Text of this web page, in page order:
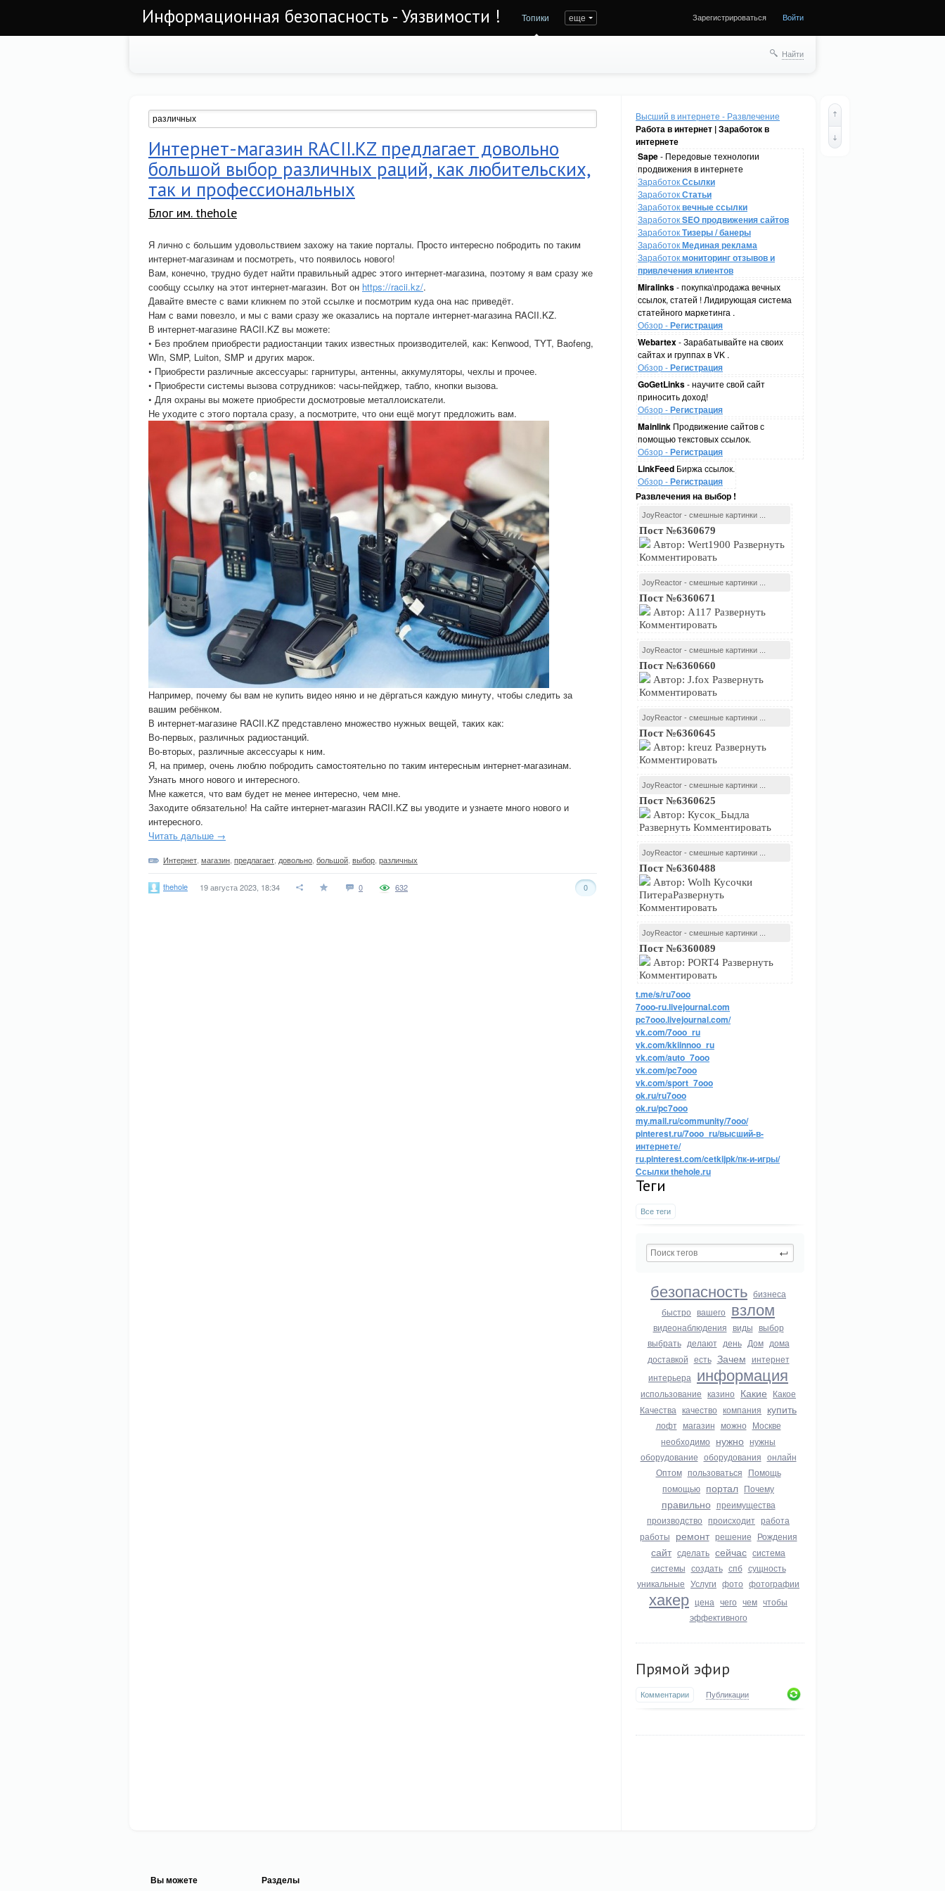
Информационная безопасность - Уязвимости ! Топики еще Зарегистрироваться Войти
Найти
Высший в интернете - Развлечение
Работа в интернет | Заработок в
интернете
Sape- Передовые технологии
продвижения в интернете
ЗаработокСсылки
ЗаработокСтатьи
Заработоквечные ссылки
ЗаработокSEO продвижения сайтов
ЗаработокТизеры / банеры
ЗаработокМединая реклама
Заработокмониторинг отзывов и
привлечения клиентов
Miralinks- покупка\продажа вечных
ссылок, статей ! Лидирующая система
статейного маркетинга .
Обзор -Регистрация
Webartex- Зарабатывайте на своих
сайтах и группах в VK .
Обзор -Регистрация
GoGetLinks- научите свой сайт
приносить доход!
Обзор -Регистрация
Mainlink Продвижение сайтов с
помощью текстовых ссылок.
Обзор -Регистрация
LinkFeed Биржа ссылок.
Обзор -Регистрация
Развлечения на выбор !
JoyReactor - смешные картинки ...
Пост №6360679
Автор: Wert1900 Развернуть
Комментировать
JoyReactor - смешные картинки ...
Пост №6360671
Автор: A117 Развернуть
Комментировать
JoyReactor - смешные картинки ...
Пост №6360660
Автор: J.fox Развернуть
Комментировать
JoyReactor - смешные картинки ...
Пост №6360645
Автор: kreuz Развернуть
Комментировать
JoyReactor - смешные картинки ...
Пост №6360625
Автор: Кусок_Быдла
Развернуть Комментировать
JoyReactor - смешные картинки ...
Пост №6360488
Автор: Wolh Кусочки
ПитераРазвернуть
Комментировать
JoyReactor - смешные картинки ...
Пост №6360089
Автор: PORT4 Развернуть
Комментировать
t.me/s/ru7ooo
7ooo-ru.livejournal.com
pc7ooo.livejournal.com/
vk.com/7ooo_ru
vk.com/kkiinnoo_ru
vk.com/auto_7ooo
vk.com/pc7ooo
vk.com/sport_7ooo
ok.ru/ru7ooo
ok.ru/pc7ooo
my.mail.ru/community/7ooo/
pinterest.ru/7ooo_ru/высший-в-
интернете/
ru.pinterest.com/cetkijpk/пк-и-игры/
Ссылки thehole.ru
Теги
Все теги
безопасность бизнеса
быстро вашего взлом
видеонаблюдения виды выбор
выбрать делают день Дом дома
доставкой есть Зачем интернет
интерьера информация
использование казино Какие Какое
Качества качество компания купить
лофт магазин можно Москве
необходимо нужно нужны
оборудование оборудования онлайн
Оптом пользоваться Помощь
помощью портал Почему
правильно преимущества
производство происходит работа
работы ремонт решение Рождения
сайт сделать сейчас система
системы создать спб сущность
уникальные Услуги фото фотографии
хакер цена чего чем чтобы
эффективного
Прямой эфир
Комментарии Публикации
Интернет-магазин RACII.KZ предлагает довольно
большой выбор различных раций, как любительских,
так и профессиональных
Блог им. thehole
Я лично с большим удовольствием захожу на такие порталы. Просто интересно побродить по таким
интернет-магазинам и посмотреть, что появилось нового!
Вам, конечно, трудно будет найти правильный адрес этого интернет-магазина, поэтому я вам сразу же
сообщу ссылку на этот интернет-магазин. Вот он https://racii.kz/.
Давайте вместе с вами кликнем по этой ссылке и посмотрим куда она нас приведёт.
Нам с вами повезло, и мы с вами сразу же оказались на портале интернет-магазина RACII.KZ.
В интернет-магазине RACII.KZ вы можете:
• Без проблем приобрести радиостанции таких известных производителей, как: Kenwood, TYT, Baofeng,
Wln, SMP, Luiton, SMP и других марок.
• Приобрести различные аксессуары: гарнитуры, антенны, аккумуляторы, чехлы и прочее.
• Приобрести системы вызова сотрудников: часы-пейджер, табло, кнопки вызова.
• Для охраны вы можете приобрести досмотровые металлоискатели.
Не уходите с этого портала сразу, а посмотрите, что они ещё могут предложить вам.
Например, почему бы вам не купить видео няню и не дёргаться каждую минуту, чтобы следить за
вашим ребёнком.
В интернет-магазине RACII.KZ представлено множество нужных вещей, таких как:
Во-первых, различных радиостанций.
Во-вторых, различные аксессуары к ним.
Я, на пример, очень люблю побродить самостоятельно по таким интересным интернет-магазинам.
Узнать много нового и интересного.
Мне кажется, что вам будет не менее интересно, чем мне.
Заходите обязательно! На сайте интернет-магазин RACII.KZ вы уводите и узнаете много нового и
интересного.
Читать дальше →
Интернет магазин предлагает довольно большой выбор различных
thehole 19 августа 2023, 18:34 0 0
632
Вы можете Разделы